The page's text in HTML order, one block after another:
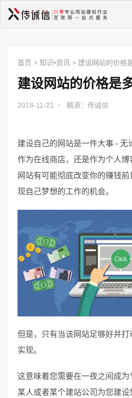
首页 > 知识•资讯 > 建设网站的价格
建设网站的价格是
2018-11-21 · 稿源：传诚信
建设自己的网站是一件大事 - 无
作为在线商店，还是作为个人
网站有可能彻底改变你的赚钱
现自己梦想的工作的机会。
但是，只有当该网站足够好并
实现。
这意味着您需要在一夜之间成为
某人或者某个建站公司为您建